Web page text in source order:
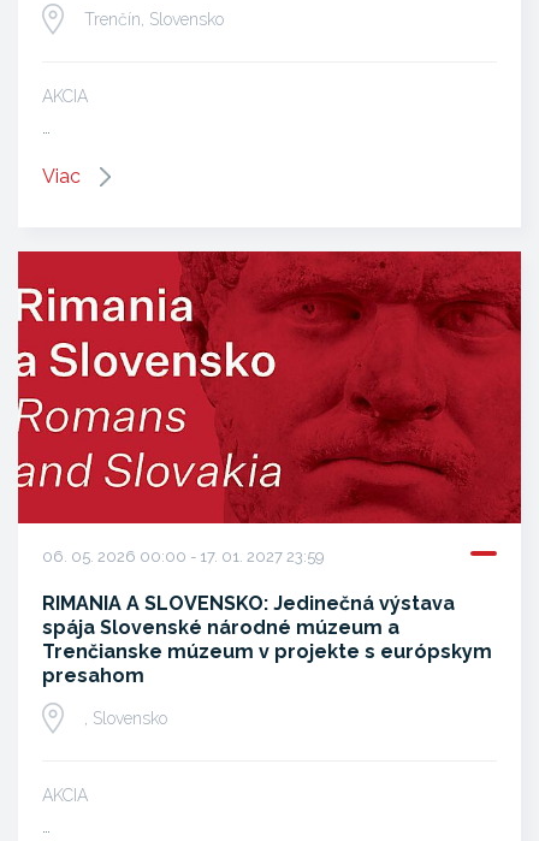
Trenčín, Slovensko
AKCIA
…
Viac
06. 05. 2026 00:00 - 17. 01. 2027 23:59
RIMANIA A SLOVENSKO: Jedinečná výstava
spája Slovenské národné múzeum a
Trenčianske múzeum v projekte s európskym
presahom
, Slovensko
AKCIA